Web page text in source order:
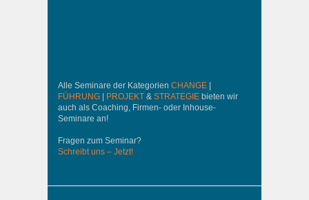
Alle Seminare der Kategorien CHANGE
FÜHRUNG
PROJEKT & STRATEGIE bieten wir
auch als Coaching, Firmen- oder Inhouse-
Seminare an!
Fragen zum Seminar?
Schreibt uns – Jetzt!